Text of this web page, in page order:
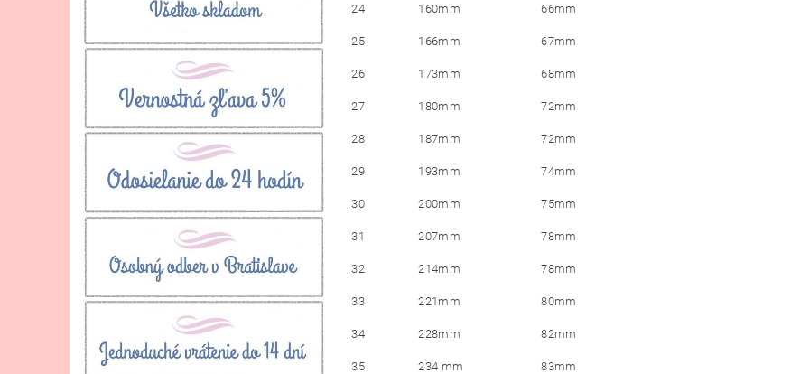
24 160mm 66mm
25 166mm 67mm
26 173mm 68mm
27 180mm 72mm
28 187mm 72mm
29 193mm 74mm
30 200mm 75mm
31 207mm 78mm
32 214mm 78mm
33 221mm 80mm
34 228mm 82mm
35 234 mm 83mm